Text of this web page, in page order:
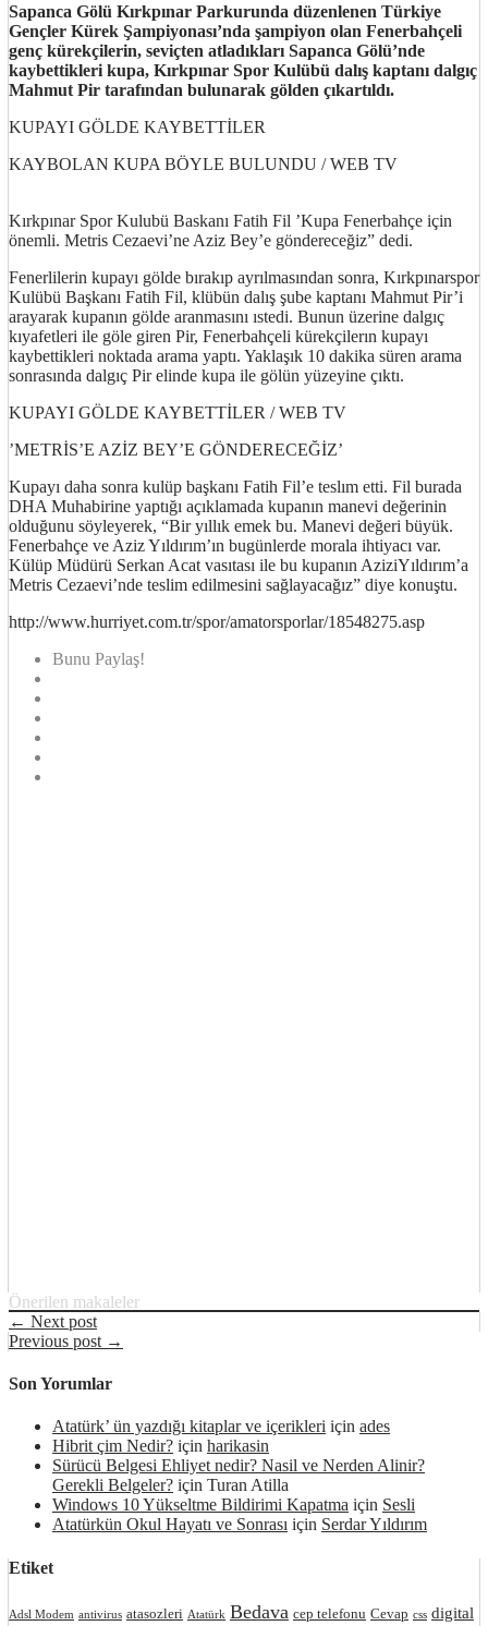
Sapanca Gölü Kırkpınar Parkurunda düzenlenen Türkiye
Gençler Kürek Şampiyonası’nda şampiyon olan Fenerbahçeli
genç kürekçilerin, seviçten atladıkları Sapanca Gölü’nde
kaybettikleri kupa, Kırkpınar Spor Kulübü dalış kaptanı dalgıç
Mahmut Pir tarafından bulunarak gölden çıkartıldı.
KUPAYI GÖLDE KAYBETTİLER
KAYBOLAN KUPA BÖYLE BULUNDU / WEB TV
Kırkpınar Spor Kulubü Baskanı Fatih Fil ’Kupa Fenerbahçe için
önemli. Metris Cezaevi’ne Aziz Bey’e göndereceğiz” dedi.
Fenerlilerin kupayı gölde bırakıp ayrılmasından sonra, Kırkpınarspor
Kulübü Başkanı Fatih Fil, klübün dalış şube kaptanı Mahmut Pir’i
arayarak kupanın gölde aranmasını ıstedi. Bunun üzerine dalgıç
kıyafetleri ile göle giren Pir, Fenerbahçeli kürekçilerın kupayı
kaybettikleri noktada arama yaptı. Yaklaşık 10 dakika süren arama
sonrasında dalgıç Pir elinde kupa ile gölün yüzeyine çıktı.
KUPAYI GÖLDE KAYBETTİLER / WEB TV
’METRİS’E AZİZ BEY’E GÖNDERECEĞİZ’
Kupayı daha sonra kulüp başkanı Fatih Fil’e teslım etti. Fil burada
DHA Muhabirine yaptığı açıklamada kupanın manevi değerinin
olduğunu söyleyerek, “Bir yıllık emek bu. Manevi değeri büyük.
Fenerbahçe ve Aziz Yıldırım’ın bugünlerde morala ihtiyacı var.
Külüp Müdürü Serkan Acat vasıtası ile bu kupanın AziziYıldırım’a
Metris Cezaevi’nde teslim edilmesini sağlayacağız” diye konuştu.
http://www.hurriyet.com.tr/spor/amatorsporlar/18548275.asp
Bunu Paylaş!
Önerilen makaleler
← Next post
Previous post →
Son Yorumlar
Atatürk’ ün yazdığı kitaplar ve içerikleri için ades
Hibrit çim Nedir? için harikasin
Sürücü Belgesi Ehliyet nedir? Nasil ve Nerden Alinir?
Gerekli Belgeler? için Turan Atilla
Windows 10 Yükseltme Bildirimi Kapatma için Sesli
Atatürkün Okul Hayatı ve Sonrası için Serdar Yıldırım
Etiket
Adsl Modem antivirus atasozleri Atatürk Bedava cep telefonu Cevap css digital